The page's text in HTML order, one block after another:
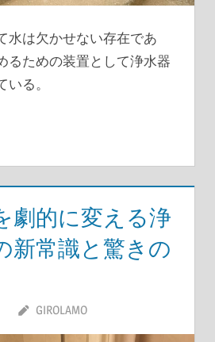
水は欠かせない存在であ
るための装置として浄水器
る。
劇的に変える浄
新常識と驚きの
GIROLAMO